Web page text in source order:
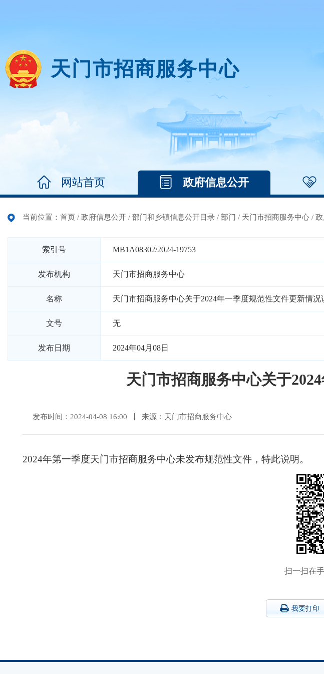
天门市招商服务中心
网站首页 政府信息公开
当前位置： 首页 / 政府信息公开 / 部门和乡镇信息公开目录 / 部门 / 天门市招商服务中心 /
索引号 MB1A08302/2024-19753
发布机构 天门市招商服务中心
名称 天门市招商服务中心关于2024年一季度规范性文件更新情况
文号 无
发布日期 2024年04月08日
天门市招商服务中心关于
发布时间：2024-04-08 16:00 来源：天门市招商服务中心
2024年第一季度天门市招商服务中心未发布规范性文件，特此说明。
扫一扫在
我要打印